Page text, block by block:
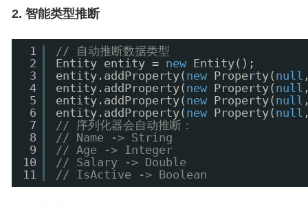
2. 智能类型推断
1
2
3
4
5
6
7
8
9
10
11
// 自动推断数据类型
Entity entity = new Entity();
entity.addProperty( new Property( null
entity.addProperty( new Property( null
entity.addProperty( new Property( null
entity.addProperty( new Property( null
// 序列化器会自动推断：
// Name -> String
// Age -> Integer
// Salary -> Double
// IsActive -> Boolean